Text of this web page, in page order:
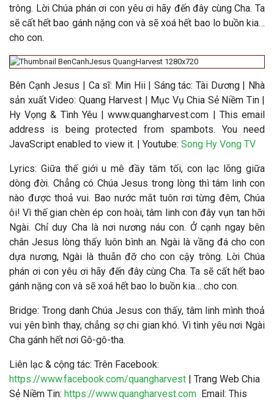
trông. Lời Chúa phán ơi con yêu ơi hãy đến đây cùng Cha. Ta
sẽ cất hết bao gánh nặng con và sẽ xoá hết bao lo buồn kia…
cho con.
Bên Cạnh Jesus | Ca sĩ: Min Hii | Sáng tác:Tài Dương | Nhà
sản xuất Video: Quang Harvest | Mục Vụ Chia Sẻ Niềm Tin |
Hy Vọng & Tình Yêu | www.quangharvest.com | This email
address is being protected from spambots. You need
JavaScript enabled to view it. | Youtube: Song Hy Vong TV
Lyrics: Giữa thế giới u mê đầy tăm tối, con lạc lõng giữa
dòng đời. Chẳng có Chúa Jesus trong lòng thì tâm linh con
nào được thoả vui. Bao nước mắt tuôn rơi từng đêm, Chúa
ôi! Vì thế gian chèn ép con hoài, tâm linh con đây vụn tan hỡi
Ngài. Chỉ duy Cha là nơi nương náu con. Ở cạnh ngay bên
chân Jesus lòng thấy luôn bình an. Ngài là vầng đá cho con
dựa nương, Ngài là thuẫn đỡ cho con cậy trông. Lời Chúa
phán ơi con yêu ơi hãy đến đây cùng Cha. Ta sẽ cất hết bao
gánh nặng con và sẽ xoá hết bao lo buồn kia… cho con.
Bridge: Trong danh Chúa Jesus con thấy, tâm linh mình thoả
vui yên bình thay, chẳng sợ chi gian khó. Vì tình yêu nơi Ngài
Cha gánh hết nơi Gô-gô-tha.
Liên lạc & cộng tác: Trên Facebook:
https://www.facebook.com/quangharvest | Trang Web Chia
Sẻ Niềm Tin: https://www.quangharvest.com Email: This